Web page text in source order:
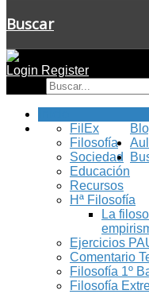
Buscar
Login Register
FilEx
Filosofía
Sociedad
Educación
Recursos
Hª Filosofía
La
Ejercicios
Comentario
Filosofía 1º
Filosofía